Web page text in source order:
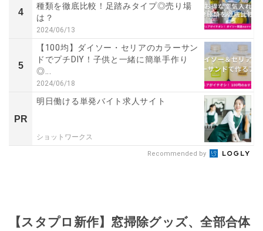
4
種類を徹底比較！足踏みタイプ◎売り場
は？
2024/06/13
5
【100均】ダイソー・セリアのカラーサン
ドでプチDIY！子供と一緒に簡単手作り
◎...
2024/06/18
PR
明日働ける単発バイト求人サイト
ショットワークス
Recommended by
【スタプロ新作】窓掃除グッズ、全部合体